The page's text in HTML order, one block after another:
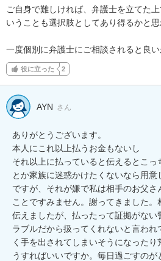
ご自身で難しければ、弁護士を立てた
いうことも選択肢としてあり得るかと思
一度個別に弁護士にご相談されると良い
役に立った 2
AYN さん
ありがとうございます。
本人にこれ以上払うお金もないし
それ以上に払っていると伝えるとこっ
とか家族に迷惑かけたくないなら用
ですが、それが嫌で私は相手のお父
ことですみません。謝ってきました
伝えましたが、払ったって証拠がない
ラブルだから扱ってくれないと言わ
く手を出されてしまいそうになった
うすればいいですか。毎日過ごすのが